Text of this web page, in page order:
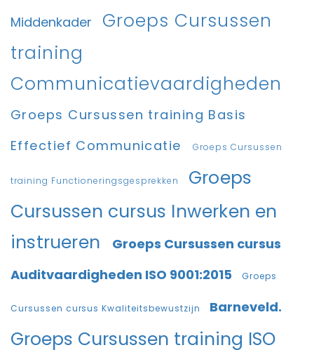
Middenkader
Groeps Cursussen
training
Communicatievaardigheden
Groeps Cursussen training Basis
Effectief Communicatie
Groeps Cursussen
training Functioneringsgesprekken
Groeps
Cursussen cursus Inwerken en
instrueren
Groeps Cursussen cursus
Auditvaardigheden ISO 9001:2015
Groeps
Cursussen cursus Kwaliteitsbewustzijn Barneveld.
Groeps Cursussen training ISO